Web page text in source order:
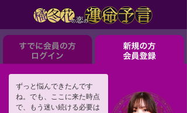
ずっと悩んできたんです
ね。でも、ここに来た時点
で、もう迷い続ける必要は